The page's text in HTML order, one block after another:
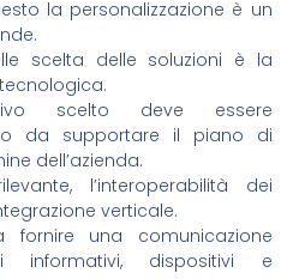
la personalizzazione è un
scelta delle soluzioni è la
scelto deve essere
da supportare il piano di
dell’azienda.
l’interoperabilità dei
verticale.
fornire una comunicazione
informativi, dispositivi e